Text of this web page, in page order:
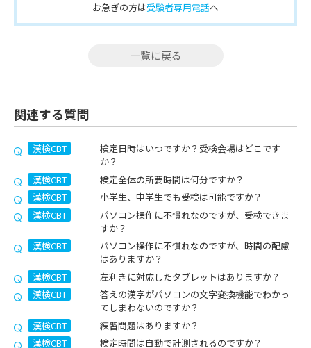
お急ぎの方は受験者専用電話へ
一覧に戻る
関連する質問
漢検CBT
検定日時はいつですか？受検会場はどこです
か？
漢検CBT
検定全体の所要時間は何分ですか？
漢検CBT
小学生、中学生でも受検は可能ですか？
漢検CBT
パソコン操作に不慣れなのですが、受検できま
すか？
漢検CBT
パソコン操作に不慣れなのですが、時間の配慮
はありますか？
漢検CBT
左利きに対応したタブレットはありますか？
漢検CBT
答えの漢字がパソコンの文字変換機能でわかっ
てしまわないのですか？
漢検CBT
練習問題はありますか？
漢検CBT
検定時間は自動で計測されるのですか？